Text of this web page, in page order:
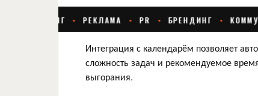
Интеграция с календарём позволяет
сложность задач и рекомендуемое
выгорания.